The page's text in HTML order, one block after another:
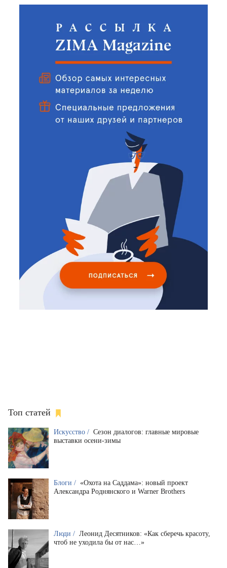
Топ статей
Искусство / Сезон диалогов: главные мировые
выставки осени-зимы
Блоги / «Охота на Саддама»: новый проект
Александра Роднянского и Warner Brothers
Люди / Леонид Десятников: «Как сберечь красоту,
чтоб не уходила бы от нас…»